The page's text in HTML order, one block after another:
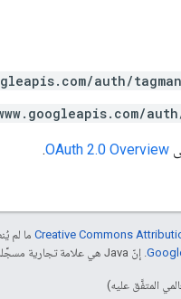
auth/
OAuth 2.0 Overview
.
ما لم
. إنّ Java هي علامة تجارية مسجَّلة لشركة Oracle و/أو شركائها التابعين.